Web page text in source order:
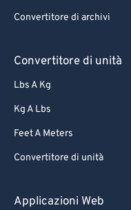
Convertitore di archivi
Convertitore di unità
Lbs A Kg
Kg A Lbs
Feet A Meters
Convertitore di unità
Applicazioni Web